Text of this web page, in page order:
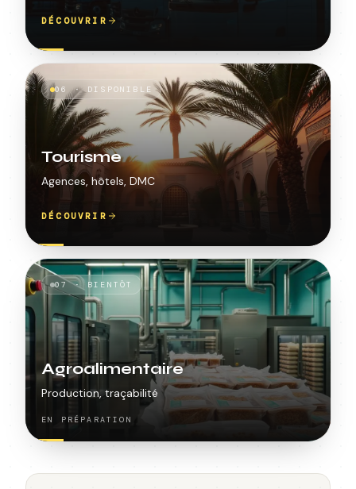
DÉCOUVRIR
06 · DISPONIBLE
Tourisme
Agences, hôtels, DMC
DÉCOUVRIR
07· BIENTÔT
Agroalimentaire
Production, traçabilité
EN PRÉPARATION